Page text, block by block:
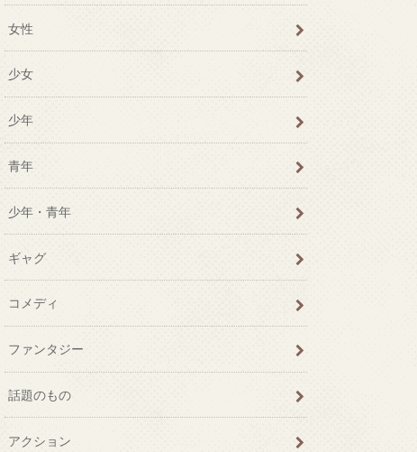
女性
少女
少年
青年
少年・青年
ギャグ
コメディ
ファンタジー
話題のもの
アクション